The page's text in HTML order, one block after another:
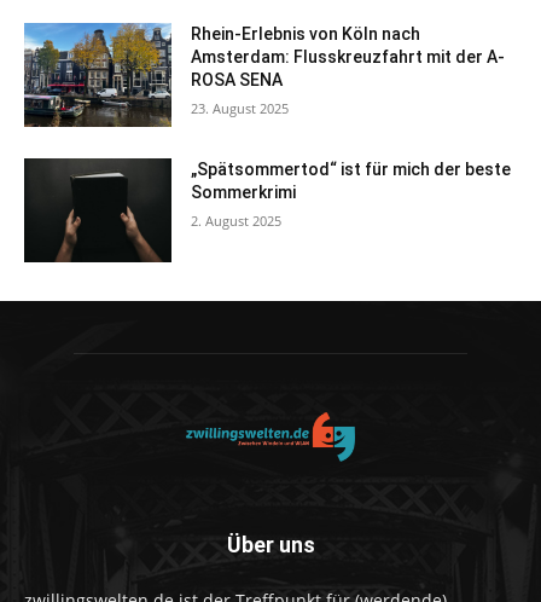
Rhein-Erlebnis von Köln nach
Amsterdam: Flusskreuzfahrt mit der A-
ROSA SENA
23. August 2025
„Spätsommertod“ ist für mich der beste
Sommerkrimi
2. August 2025
Über uns